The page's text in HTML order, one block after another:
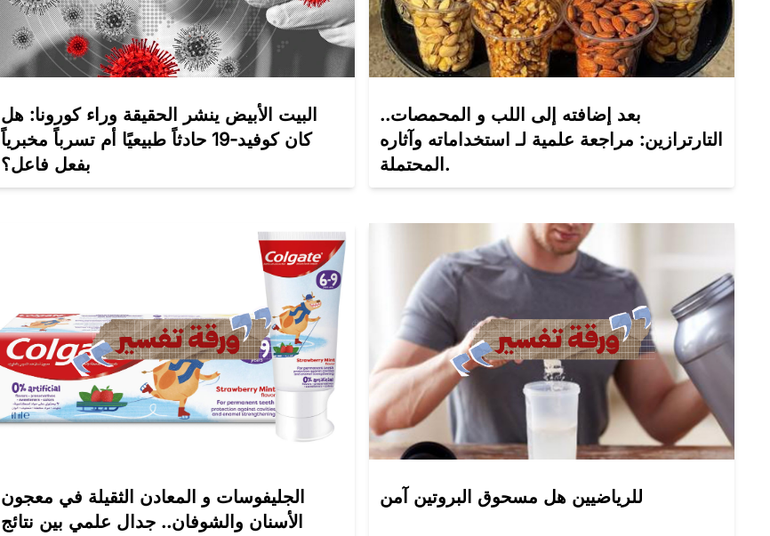
البيت الأبيض ينشر الحقيقة وراء كورونا: هل
كان كوفيد-19 حادثاً طبيعيًا أم تسرباً مخبرياً
بفعل فاعل؟
بعد إضافته إلى اللب و المحمصات..
التارترازين: مراجعة علمية لـ استخداماته وآثاره
المحتملة.
الجليفوسات و المعادن الثقيلة في معجون
الأسنان والشوفان.. جدال علمي بين نتائج
للرياضيين هل مسحوق البروتين آمن